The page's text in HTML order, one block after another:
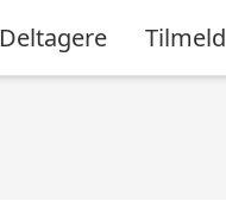
Deltagere Tilmeld